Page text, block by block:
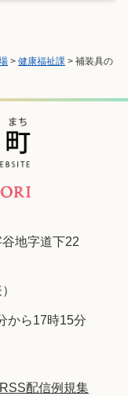
> 健康福祉課 > 補装具の
地字道下22
から17時15分
RSS配信例規集